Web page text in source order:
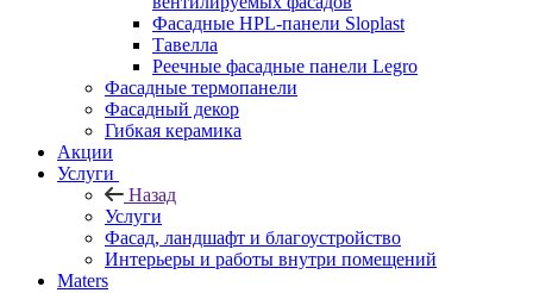
Фасадные HPL-панели Sloplast
Тавелла
Реечные фасадные панели Legro
Фасадные термопанели
Фасадный декор
Гибкая керамика
Акции
Услуги
Назад
Услуги
Фасад, ландшафт и благоустройство
Интерьеры и работы внутри помещений
Maters